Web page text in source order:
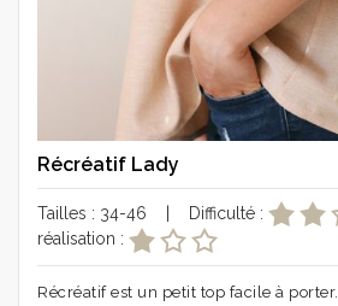
Récréatif Lady
Tailles : 34-46 | Difficulté :
réalisation :
Récréatif est un petit top facile à porter.